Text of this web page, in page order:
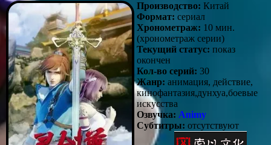
Производство: Китай
Формат: сериал
Хронометраж: 10 мин.
(хронометраж серии)
Текущий статус: показ
окончен
Кол-во серий: 30
Жанр: анимация, действие,
кинофантазия,дунхуа,боевые
искусства
Озвучка: Animy
Субтитры: отсутствуют